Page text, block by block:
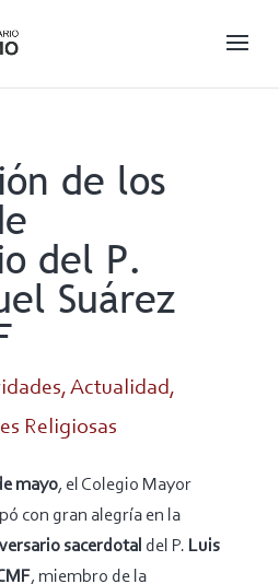
de los
del P.
Suárez
, Actualidad,
Religiosas
mayo, el Colegio Mayor
con gran alegría en la
sacerdotal del P. Luis
, miembro de la